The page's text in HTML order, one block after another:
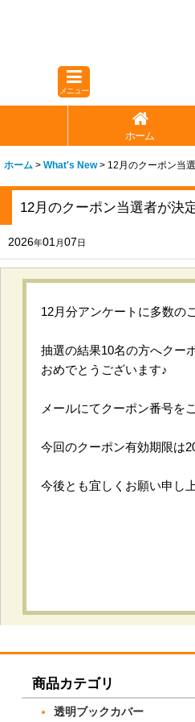
メニュー
ホーム
ホーム > What's New > 12月のクーポン当
12月のクーポン当選者が決
2026年01 月07日
12月分アンケートに多数の
抽選の結果10名の方へクー
おめでとうございます♪
メールにてクーポン番号を
今回のクーポン有効期限は
今後とも宜しくお願い申し
商品カテゴリ
透明ブックカバー